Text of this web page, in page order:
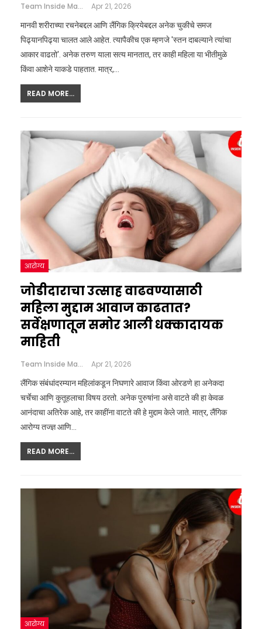
Team Inside Marathi Apr 21, 2026
मानवी शरीराच्या रचनेबद्दल आणि लैंगिक क्रियेबद्दल अनेक चुकीचे समज
पिढ्यानपिढ्या चालत आले आहेत. त्यापैकीच एक म्हणजे 'स्तन दाबल्याने त्यांचा
आकार वाढतो'. अनेक तरुण याला सत्य मानतात, तर काही महिला या भीतीमुळे
किंवा आशेने याकडे पाहतात. मात्र,…
READ MORE...
आरोग्य
जोडीदाराचा उत्साह वाढवण्यासाठी
महिला मुद्दाम आवाज काढतात?
सर्वेक्षणातून समोर आली धक्कादायक
माहिती
Team Inside Marathi Apr 21, 2026
लैंगिक संबंधांदरम्यान महिलांकडून निघणारे आवाज किंवा ओरडणे हा अनेकदा
चर्चेचा आणि कुतूहलाचा विषय ठरतो. अनेक पुरुषांना असे वाटते की हा केवळ
आनंदाचा अतिरेक आहे, तर काहींना वाटते की हे मुद्दाम केले जाते. मात्र, लैंगिक
आरोग्य तज्ज्ञ आणि…
READ MORE...
आरोग्य